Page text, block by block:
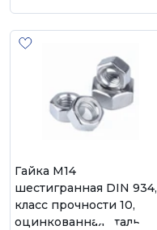
Гайка М14
шестигранная DIN 934,
класс прочности 10,
оцинкованная сталь